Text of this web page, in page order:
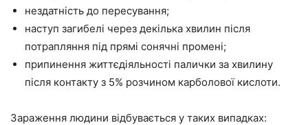
нездатність до пересування;
наступ загибелі через декілька хвилин після
потрапляння під прямі сонячні промені;
припинення життєдіяльності палички за хвилину
після контакту з 5% розчином карболової кислоти.
Зараження людини відбувається у таких випадках: